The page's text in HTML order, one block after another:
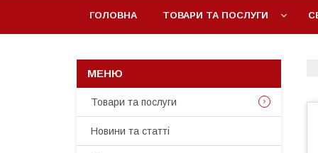
ГОЛОВНА ТОВАРИ ТА ПОСЛУГИ
Товари та послуги
Новини та статті